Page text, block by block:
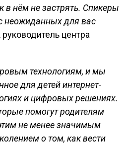
в нём не застрять. Спикеры
неожиданных для вас
центра
технологиям, и мы
для детей интернет-
и цифровых решениях.
помогут родителям
не менее значимым
о том, как вести